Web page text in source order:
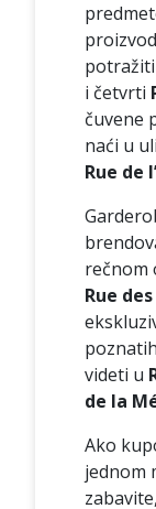
i četvrti
čuvene
naći u
Rue de
rečnom
Rue
videti u
de la
Ako
jednom